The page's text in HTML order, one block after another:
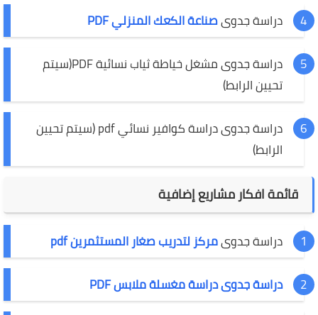
دراسة جدوىصناعة الكعك المنزلي PDF
دراسة جدوى مشغل خياطة ثياب نسائية PDF(سيتم
تحيين الرابط)
دراسة جدوى دراسة كوافير نسائي pdf (سيتم تحيين
الرابط)
قائمة افكار مشاريع إضافية
دراسة جدوىمركز لتدريب صغار المستثمرين pdf
دراسة جدوى دراسة مغسلة ملابس PDF